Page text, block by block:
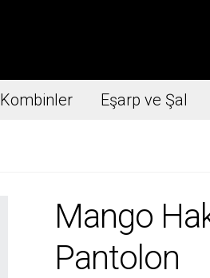
Kombinler Eşarp ve Şal
Mango
Pantolon